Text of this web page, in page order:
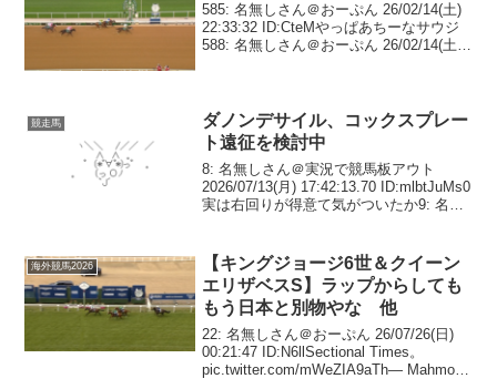
585: 名無しさん＠おーぷん 26/02/14(土)
22:33:32 ID:CteMやっぱあちーなサウジ
588: 名無しさん＠おーぷん 26/02/14(土)
競走馬
ダノンデサイル、コックスプレー
ト遠征を検討中
8: 名無しさん＠実況で競馬板アウト
2026/07/13(月) 17:42:13.70 ID:mlbtJuMs0
実は右回りが得意て気がついたか9: 名無
海外競馬2026
【キングジョージ6世＆クイーン
エリザベスS】ラップからしても
もう日本と別物やな 他
22: 名無しさん＠おーぷん 26/07/26(日)
00:21:47 ID:N6llSectional Times。
pic.twitter.com/mWeZIA9aTh— Mahmoud